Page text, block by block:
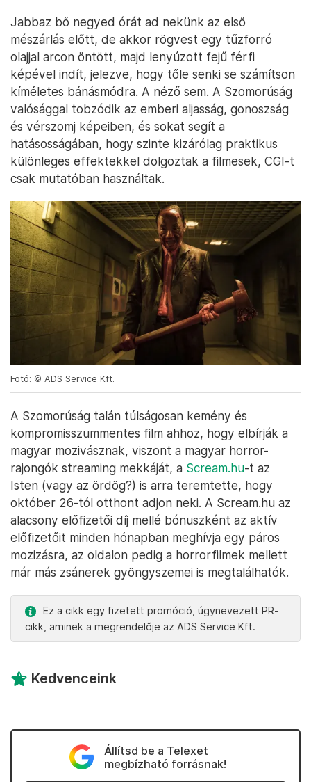
Jabbaz bő negyed órát ad nekünk az első
mészárlás előtt, de akkor rögvest egy tűzforró
olajjal arcon öntött, majd lenyúzott fejű férfi
képével indít, jelezve, hogy tőle senki se számítson
kíméletes bánásmódra. A néző sem. A Szomorúság
valósággal tobzódik az emberi aljasság, gonoszság
és vérszomj képeiben, és sokat segít a
hatásosságában, hogy szinte kizárólag praktikus
különleges effektekkel dolgoztak a filmesek, CGI-t
csak mutatóban használtak.
Fotó: © ADS Service Kft.
A Szomorúság talán túlságosan kemény és
kompromisszummentes film ahhoz, hogy elbírják a
magyar mozivásznak, viszont a magyar horror-
rajongók streaming mekkáját, a Scream.hu-t az
Isten (vagy az ördög?) is arra teremtette, hogy
október 26-tól otthont adjon neki. A Scream.hu az
alacsony előfizetői díj mellé bónuszként az aktív
előfizetőit minden hónapban meghívja egy páros
mozizásra, az oldalon pedig a horrorfilmek mellett
már más zsánerek gyöngyszemei is megtalálhatók.
Ez a cikk egy fizetett promóció, úgynevezett PR-
cikk, aminek a megrendelője az ADS Service Kft.
Kedvenceink
Állítsd be a Telexet
megbízható forrásnak!